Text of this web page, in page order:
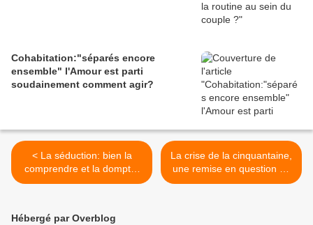
Cohabitation:"séparés encore
ensemble" l'Amour est parti
soudainement comment agir?
< La séduction: bien la
comprendre et la dompter
en toute harmonie
La crise de la cinquantaine,
une remise en question de
notre mode de vie? >
Hébergé par Overblog